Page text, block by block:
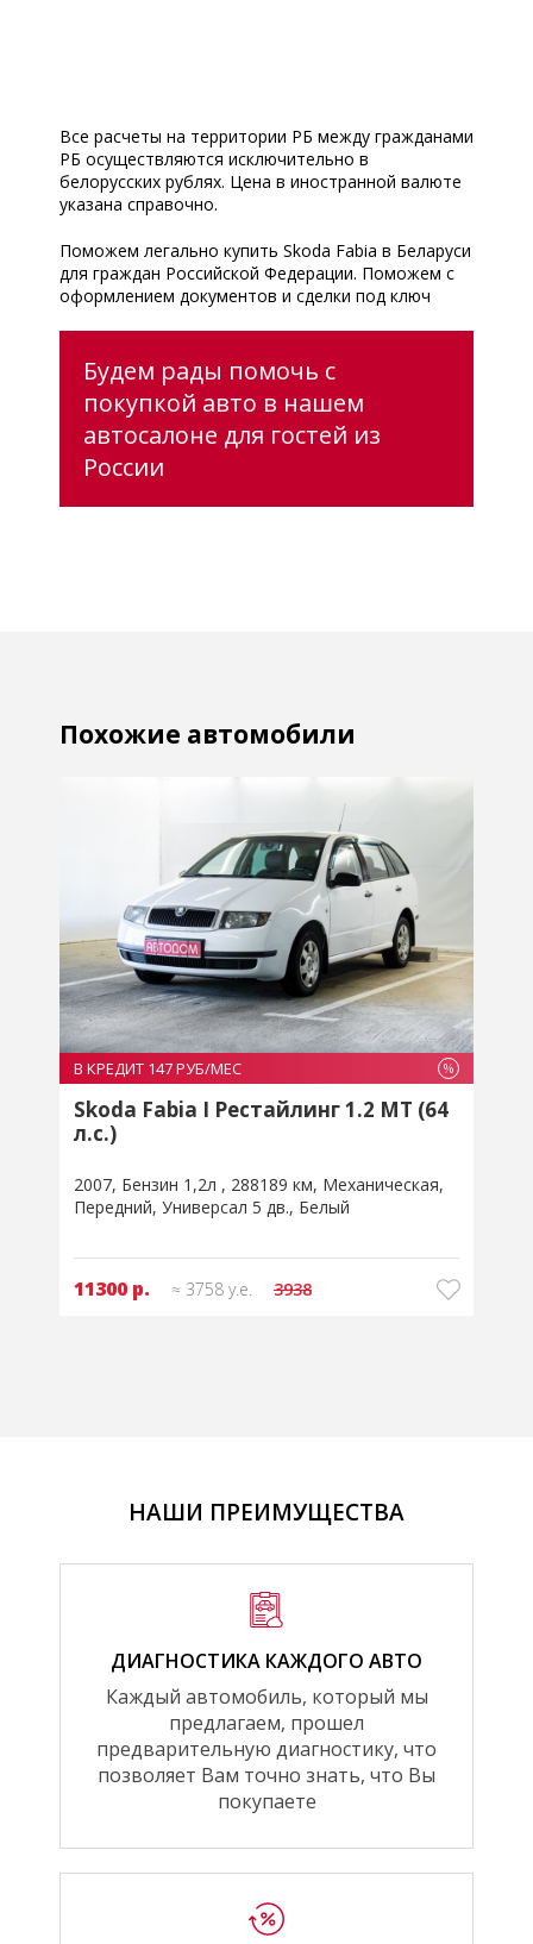
Все расчеты на территории РБ между гражданами
РБ осуществляются исключительно в
белорусских рублях. Цена в иностранной валюте
указана справочно.
Поможем легально купить Skoda Fabia в Беларуси
для граждан Российской Федерации. Поможем с
оформлением документов и сделки под ключ
Будем рады помочь с
покупкой авто в нашем
автосалоне для гостей из
России
Похожие автомобили
В КРЕДИТ 147 РУБ/МЕС %
Skoda Fabia I Рестайлинг 1.2 MT (64
л.с.)
2007 Бензин 1,2л 288189 км Механическая
Передний Универсал 5 дв. Белый
11300 р. ≈ 3758 у.е. 3938
НАШИ ПРЕИМУЩЕСТВА
ДИАГНОСТИКА КАЖДОГО АВТО
Каждый автомобиль, который мы
предлагаем, прошел
предварительную диагностику, что
позволяет Вам точно знать, что Вы
покупаете